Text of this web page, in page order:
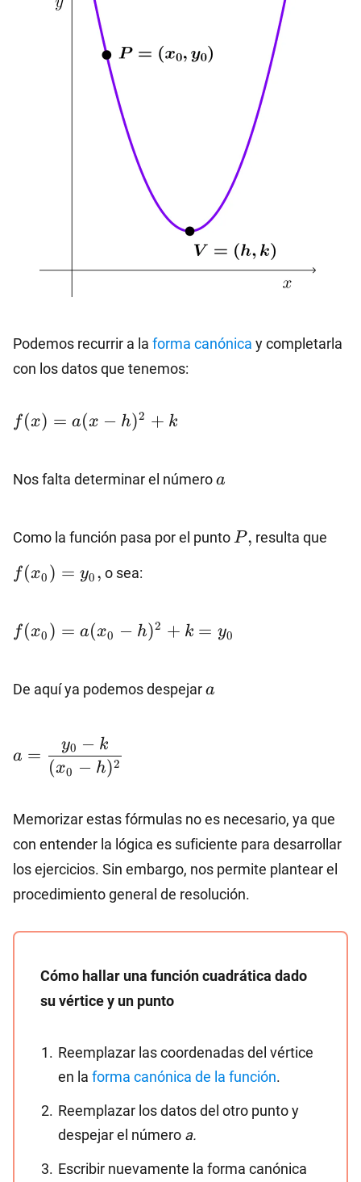
Podemos recurrir a la forma canónica y completarla
con los datos que tenemos:
f(x)=a(x-
h)^2+k
f(x) = a(x − h)2 + k
Nos falta determinar el número a
a
Como la función pasa por el punto P,
P, resulta que
f(x0 ) = y0 , o sea:
f(x_0)=a(x_0-
h)^2+k=y_0
f(x0 ) = a(x0 − h)2 + k = y0
De aquí ya podemos despejar a
a
a=\dfrac{y_0-
k}{(x_0-h)^2}
a =
(x0 − h)2
y0 − k
Memorizar estas fórmulas no es necesario, ya que
con entender la lógica es suficiente para desarrollar
los ejercicios. Sin embargo, nos permite plantear el
procedimiento general de resolución.
Cómo hallar una función cuadrática dado
su vértice y un punto
Reemplazar las coordenadas del vértice
en la forma canónica de la función.
Reemplazar los datos del otro punto y
despejar el número a.
Escribir nuevamente la forma canónica